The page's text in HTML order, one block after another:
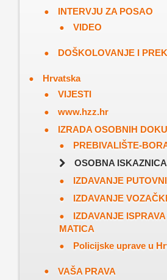
INTERVJU ZA POSAO
VIDEO
DOŠKOLOVANJE I
Hrvatska
VIJESTI
www.hzz.hr
IZRADA OSOBNIH
PREBIVALIŠTE-
OSOBNA ISKAZNICA
IZDAVANJE
IZDAVANJE
IZDAVANJE
MATICA
Policijske uprave u
VAŠA PRAVA